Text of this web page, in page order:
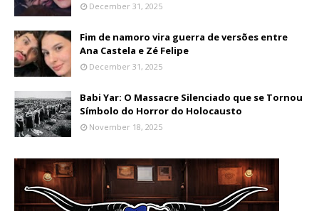
December 31, 2025
Fim de namoro vira guerra de versões entre
Ana Castela e Zé Felipe
December 31, 2025
Babi Yar: O Massacre Silenciado que se Tornou
Símbolo do Horror do Holocausto
November 18, 2025